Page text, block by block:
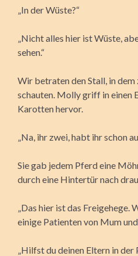
„In der Wüste?“
„Nicht alles hier ist Wüste,
sehen.“
Wir betraten den Stall, in
schauten. Molly griff in einen
Karotten hervor.
„Na, ihr zwei, habt ihr schon
Sie gab jedem Pferd eine
durch eine Hintertür nach
„Das hier ist das Freigehege.
einige Patienten von Mum
„Hilfst du deinen Eltern in der